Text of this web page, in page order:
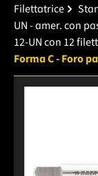
Filettatrice
UN - amer. con
12-UN con 12
Forma C - Foro